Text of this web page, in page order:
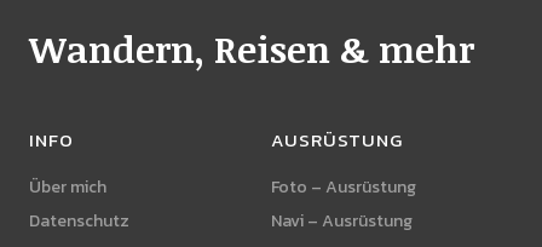
Wandern, Reisen & mehr
INFO
Über mich
Datenschutz
AUSRÜSTUNG
Foto – Ausrüstung
Navi – Ausrüstung